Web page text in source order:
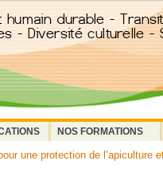
NOS FORMATIONS
une protection de l’apiculture